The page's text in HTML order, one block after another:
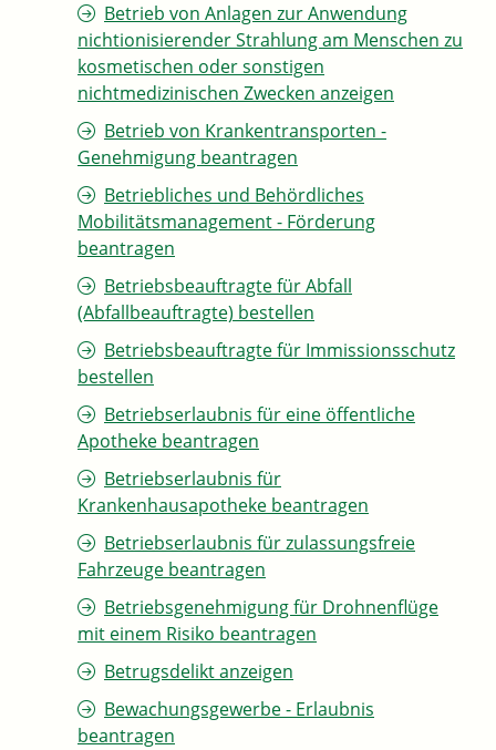
Betrieb von Anlagen zur Anwendung
nichtionisierender Strahlung am Menschen zu
kosmetischen oder sonstigen
nichtmedizinischen Zwecken anzeigen
Betrieb von Krankentransporten -
Genehmigung beantragen
Betriebliches und Behördliches
Mobilitätsmanagement - Förderung
beantragen
Betriebsbeauftragte für Abfall
(Abfallbeauftragte) bestellen
Betriebsbeauftragte für Immissionsschutz
bestellen
Betriebserlaubnis für eine öffentliche
Apotheke beantragen
Betriebserlaubnis für
Krankenhausapotheke beantragen
Betriebserlaubnis für zulassungsfreie
Fahrzeuge beantragen
Betriebsgenehmigung für Drohnenflüge
mit einem Risiko beantragen
Betrugsdelikt anzeigen
Bewachungsgewerbe - Erlaubnis
beantragen